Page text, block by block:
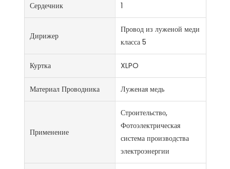
Сердечник 1
Дирижер
Провод из луженой меди
класса 5
Куртка XLPO
Материал Проводника Луженая медь
Применение
Строительство,
Фотоэлектрическая
система производства
электроэнергии